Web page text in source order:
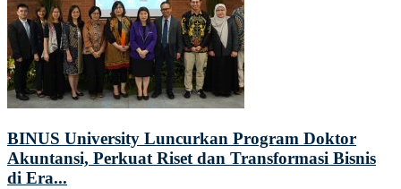
BINUS University Luncurkan Program Doktor
Akuntansi, Perkuat Riset dan Transformasi Bisnis
di Era...